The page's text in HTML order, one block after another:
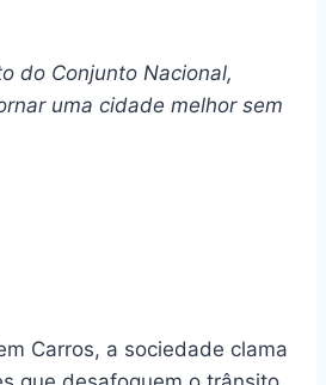
do Conjunto Nacional,
uma cidade melhor sem
Carros, a sociedade clama